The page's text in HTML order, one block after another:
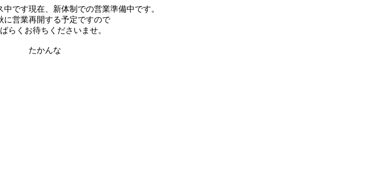
です現在、新体制での営業準備中です。
に営業再開する予定ですので
らくお待ちくださいませ。
たかんな